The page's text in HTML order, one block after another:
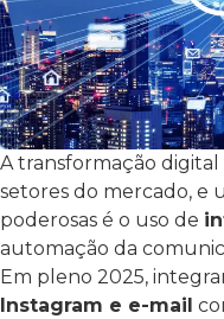
A transformação
setores do mercado, e
poderosas é o uso de
automação da
Em pleno 2025,
Instagram e e-mail